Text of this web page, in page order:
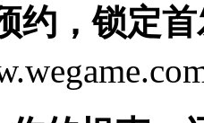
约，锁定